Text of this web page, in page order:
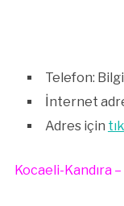
Telefon:
İnternet
Adres için
Kocaeli-Kandıra